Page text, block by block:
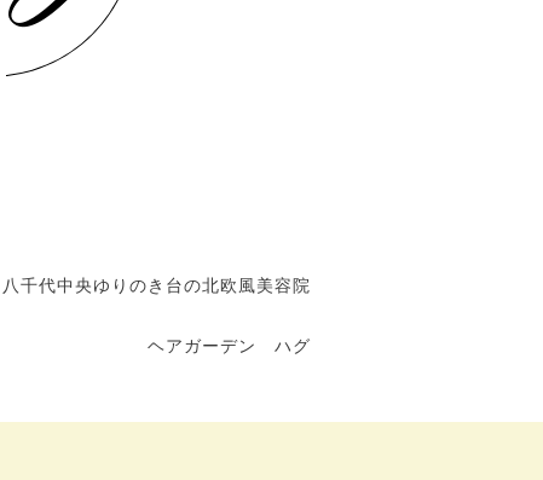
八千代中央ゆりのき台の北欧風美容院
ヘアガーデン ハグ